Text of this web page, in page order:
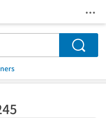
Search